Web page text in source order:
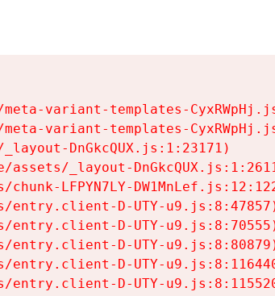
variant-templates-
variant-templates-
DnGkcQUX.js:1:23171)
assets/_layout-
chunk-LFPYN7LY-
entry.client-D-UTY-
entry.client-D-UTY-
entry.client-D-UTY-
entry.client-D-UTY-
entry.client-D-UTY-